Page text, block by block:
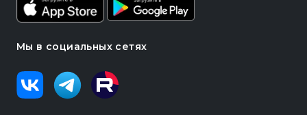
Мы в социальных сетях